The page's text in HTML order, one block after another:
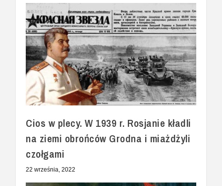
Cios w plecy. W 1939 r. Rosjanie kładli
na ziemi obrońców Grodna i miażdżyli
czołgami
22 września, 2022